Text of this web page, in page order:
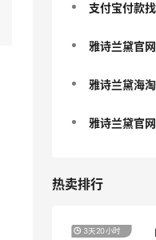
支付宝付款
雅诗兰黛官
雅诗兰黛海
雅诗兰黛官
热卖排行
3天20小时